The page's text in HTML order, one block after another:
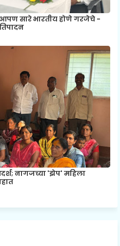
सारे भारतीय होणे गरजेचे -
नागजच्या 'झेप' महिला